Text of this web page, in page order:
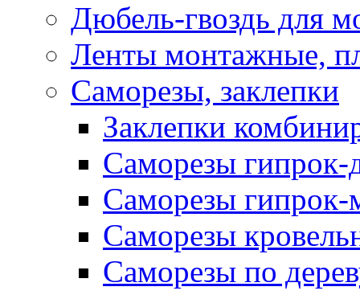
Дюбель-гвоздь для
Ленты монтажные,
Саморезы, заклепки
Заклепки
Саморезы гипрок-
Саморезы гипрок-
Саморезы
Саморезы по